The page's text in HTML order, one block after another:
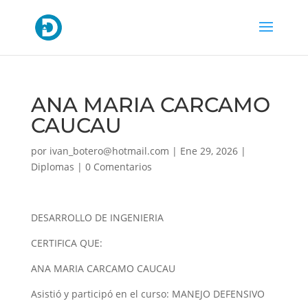
ANA MARIA CARCAMO
CAUCAU
por ivan_botero@hotmail.com | Ene 29, 2026|
Diplomas | 0 Comentarios
DESARROLLO DE INGENIERIA
CERTIFICA QUE:
ANA MARIA CARCAMO CAUCAU
Asistió y participó en el curso: MANEJO DEFENSIVO